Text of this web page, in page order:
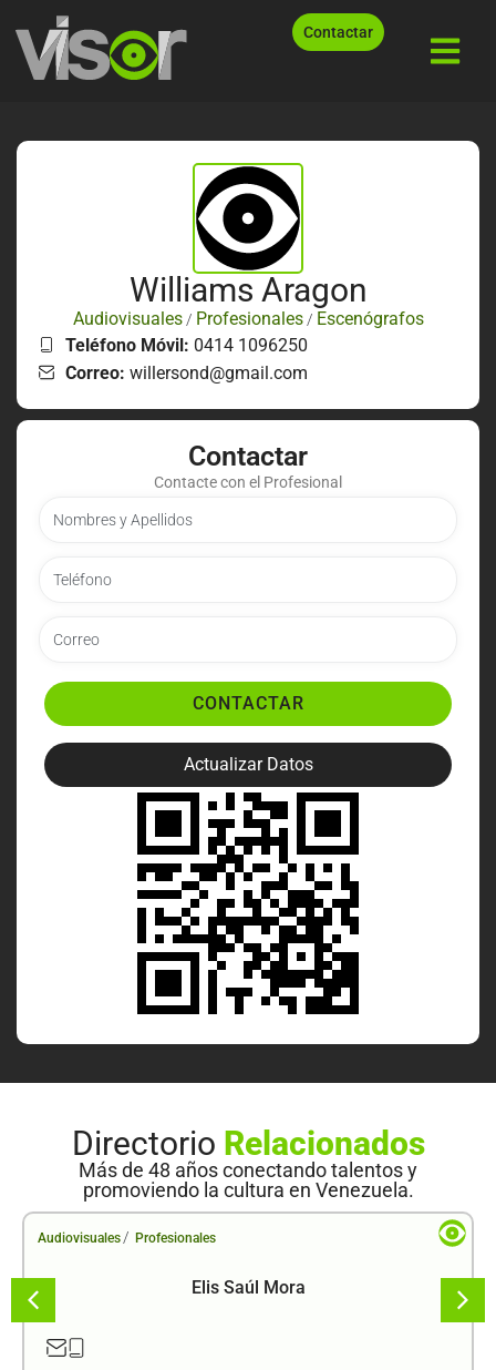
Contactar
Williams Aragon
Audiovisuales/ Profesionales/ Escenógrafos
Teléfono Móvil: 0414 1096250
Correo: willersond@gmail.com
Contactar
Contacte con el Profesional
CONTACTAR
Actualizar Datos
Directorio Relacionados
Más de 48 años conectando talentos y
promoviendo la cultura en Venezuela.
Audiovisuales / Profesionales
Elis Saúl Mora